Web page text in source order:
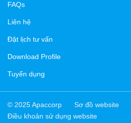
FAQs
Liên hệ
Đặt lịch tư vấn
Download Profile
Tuyển dụng
© 2025 Apaccorp Sơ đồ website
Điều khoản sử dụng website